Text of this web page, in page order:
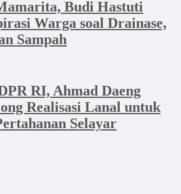
Budi Hastuti
Warga soal Drainase,
Sampah
RI, Ahmad Daeng
Realisasi Lanal untuk
Selayar